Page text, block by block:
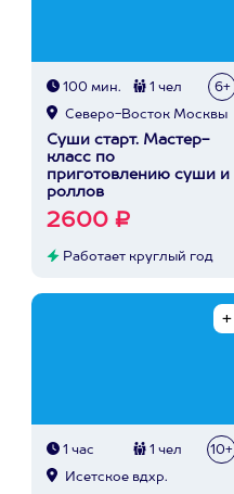
100 мин. 1 чел 6+
Северо-Восток Москвы
Суши старт. Мастер-
класс по
приготовлению суши и
роллов
2600 ₽
Работает круглый год
1 час 1 чел 10+
Исетское вдхр.